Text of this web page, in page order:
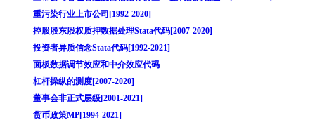
重污染行业上市公司[1992-2020]
控股股东股权质押数据处理Stata代码[2007-2020]
投资者异质信念Stata代码[1992-2021]
面板数据调节效应和中介效应代码
杠杆操纵的测度[2007-2020]
董事会非正式层级[2001-2021]
货币政策MP[1994-2021]